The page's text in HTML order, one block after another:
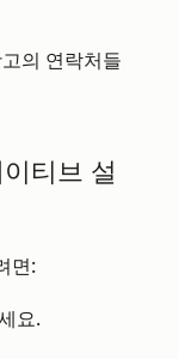
의 연락처들
티브 설
면:
요.